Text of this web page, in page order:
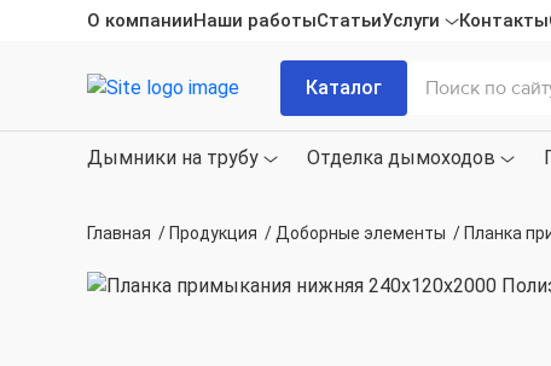
О компанииНаши работыСтатьиУслуги Контакты
Каталог
Дымники на трубу Отделка дымоходов
Главная / Продукция / Доборные элементы / Планка